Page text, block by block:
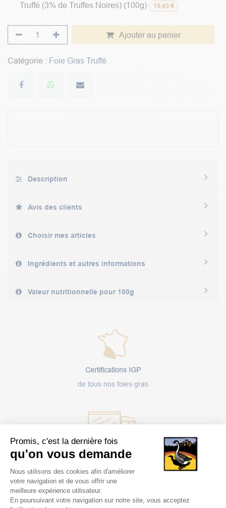
Promis, c'est la dernière fois
qu'on vous demande
Plateforme de Gestion du
Nous utilisons des cookies afin d'améliorer
votre navigation et de vous offrir une
meilleure expérience utilisateur.
En poursuivant votre navigation sur notre site, vous acceptez
Truffé (3% de Truffes Noires) (100g)
19,43€
Ajouter au panier
Catégorie : Foie Gras Truffé
Description
Avis des clients
Choisir mes articles
Ingrédients et autres informations
Valeur nutritionnelle pour 100g
Certifications IGP
de tous nos foies gras
Livraison